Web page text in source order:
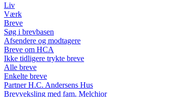
Liv
Værk
Breve
Søg i brevbasen
Afsendere og modtagere
Breve om HCA
Ikke tidligere trykte breve
Alle breve
Enkelte breve
Partner H.C. Andersens Hus
Brevveksling med fam. Melchior